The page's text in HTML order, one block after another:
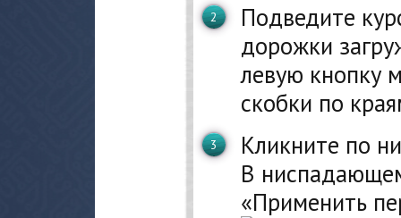
Подведите
дорожки
левую кнопку
скобки по
Кликните по
В
«Применить